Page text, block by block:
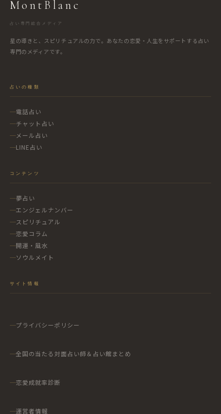
MontBlanc
占い専門総合メディア
星の導きと、スピリチュアルの力で。あなたの恋愛・人生をサポートする占い
専門のメディアです。
占いの種類
電話占い
チャット占い
メール占い
LINE占い
コンテンツ
夢占い
エンジェルナンバー
スピリチュアル
恋愛コラム
開運・風水
ソウルメイト
サイト情報
プライバシーポリシー
全国の当たる対面占い師＆占い館まとめ
恋愛成就率診断
運営者情報